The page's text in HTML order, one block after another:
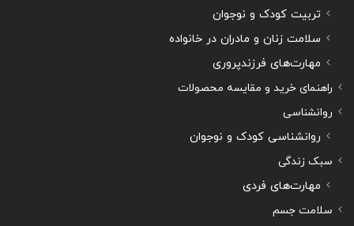
تربیت کودک و نوجوان
سلامت زنان و مادران در خانواده
مهارت‌های فرزندپروری
راهنمای خرید و مقایسه محصولات
روانشناسی
روانشناسی کودک و نوجوان
سبک زندگی
مهارت‌های فردی
سلامت جسم